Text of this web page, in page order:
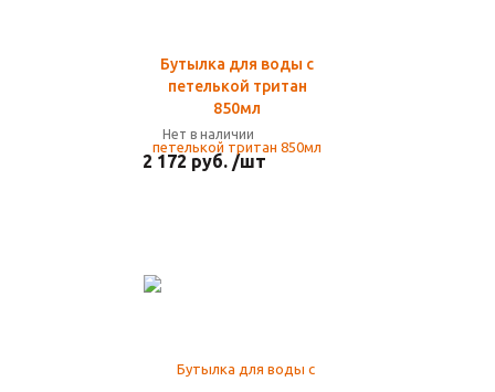
Бутылка для воды с
петелькой тритан
850мл
Нет в наличии
2 172 руб. /шт